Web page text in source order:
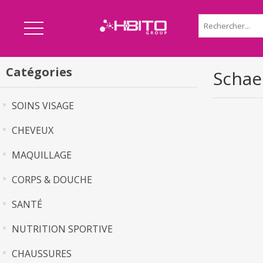
Catégories
SOINS VISAGE
CHEVEUX
MAQUILLAGE
CORPS & DOUCHE
SANTÉ
NUTRITION SPORTIVE
CHAUSSURES